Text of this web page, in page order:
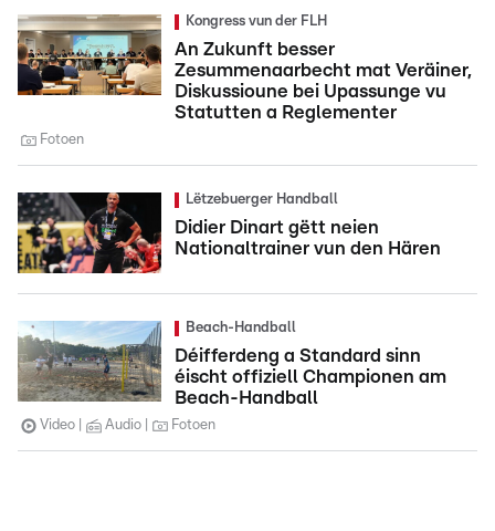
Kongress vun der FLH
An Zukunft besser
Zesummenaarbecht mat Veräiner,
Diskussioune bei Upassunge vu
Statutten a Reglementer
Fotoen
Lëtzebuerger Handball
Didier Dinart gëtt neien
Nationaltrainer vun den Hären
Beach-Handball
Déifferdeng a Standard sinn
éischt offiziell Championen am
Beach-Handball
Video Audio Fotoen